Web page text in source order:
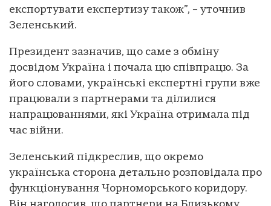
експортувати експертизу також”, – уточнив
Зеленський.
Президент зазначив, що саме з обміну
досвідом Україна і почала цю співпрацю. За
його словами, українські експертні групи вже
працювали з партнерами та ділилися
напрацюваннями, які Україна отримала під
час війни.
Зеленський підкреслив, що окремо
українська сторона детально розповідала про
функціонування Чорноморського коридору.